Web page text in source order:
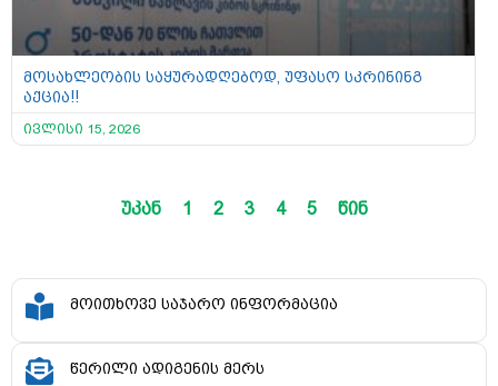
მოსახლეობის საყურადღებოდ, უფასო სკრინინგ
აქცია!!
ივლისი 15, 2026
უკან 1 2 3 4 5 წინ
მოითხოვე საჯარო ინფორმაცია
წერილი ადიგენის მერს